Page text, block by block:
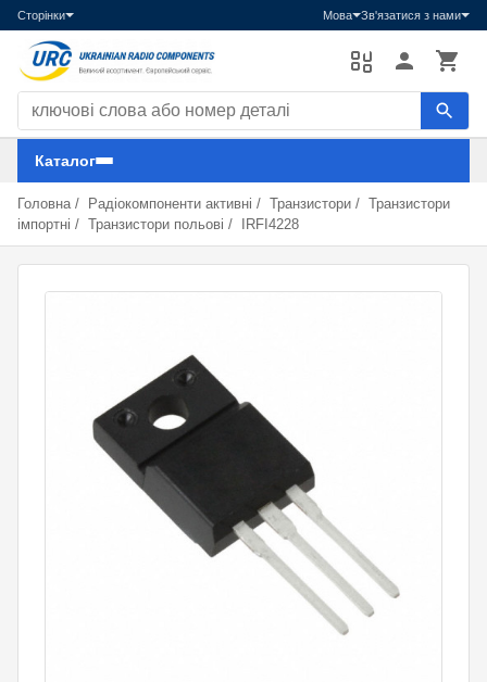
Сторінки Мова Зв'язатися з нами
Пошук компонентів
Каталог
Головна / Радіокомпоненти активні / Транзистори / Транзистори
імпортні / Транзистори польові / IRFI4228